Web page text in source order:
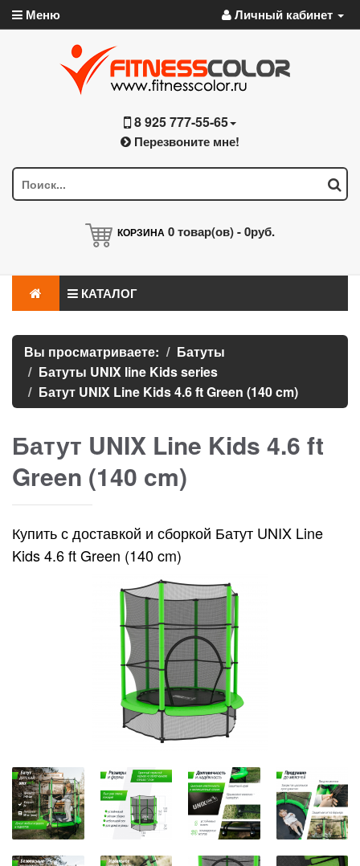
Меню Личный кабинет
8 925 777-55-65
Перезвоните мне!
КОРЗИНА 0товар(ов) -0руб.
КАТАЛОГ
Вы просматриваете:
Батуты
Батуты UNIX line Kids series
Батут UNIX Line Kids 4.6 ft Green (140 cm)
Батут UNIX Line Kids 4.6 ft
Green (140 cm)
Купить с доставкой и сборкой Батут UNIX Line
Kids 4.6 ft Green (140 cm)